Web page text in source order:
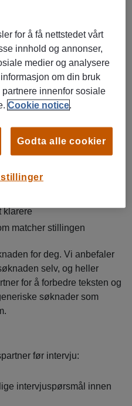
en matcher det
arbeidserfaring,
forslag til en profesjonell,
Du kan også be om
stillinger.
klarere
matcher stillingen
for deg. Vi anbefaler
selv, og heller
for å forbedre teksten og
søknader som
før intervju:
intervjuspørsmål innen
for å få nettstedet vårt
innhold og annonser,
medier og analysere
om din bruk
innenfor sosiale
Cookie notice.
Godta alle cookier